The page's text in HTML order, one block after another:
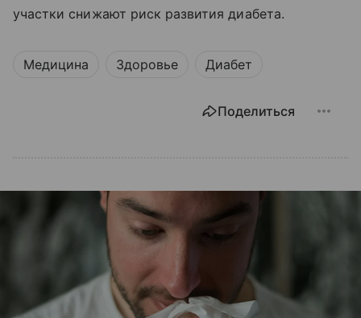
участки снижают риск развития диабета.
Медицина Здоровье Диабет
Поделиться